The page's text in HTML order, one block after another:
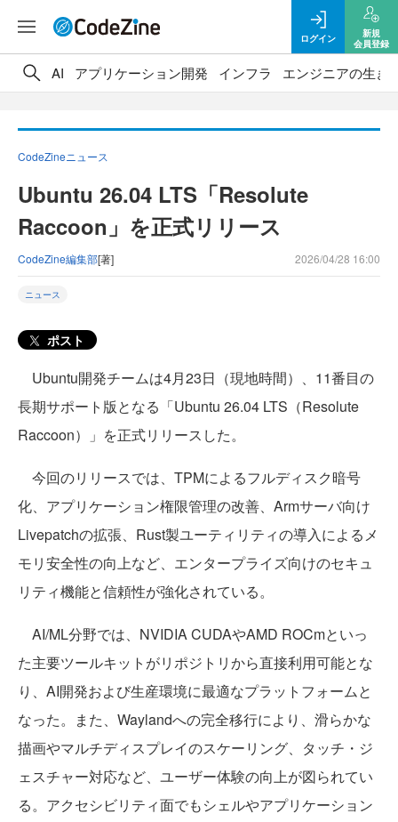
ログイン
新規
会員登録
AI アプリケーション開発 インフラ エンジニアの生き
CodeZineニュース
Ubuntu 26.04 LTS「Resolute
Raccoon」を正式リリース
CodeZine編集部[著] 2026/04/28 16:00
ニュース
ポスト
Ubuntu開発チームは4月23日（現地時間）、11番目の
長期サポート版となる「Ubuntu 26.04 LTS（Resolute
Raccoon）」を正式リリースした。
今回のリリースでは、TPMによるフルディスク暗号
化、アプリケーション権限管理の改善、Armサーバ向け
Livepatchの拡張、Rust製ユーティリティの導入によるメ
モリ安全性の向上など、エンタープライズ向けのセキュ
リティ機能と信頼性が強化されている。
AI/ML分野では、NVIDIA CUDAやAMD ROCmといっ
た主要ツールキットがリポジトリから直接利用可能とな
り、AI開発および生産環境に最適なプラットフォームと
なった。また、Waylandへの完全移行により、滑らかな
描画やマルチディスプレイのスケーリング、タッチ・ジ
ェスチャー対応など、ユーザー体験の向上が図られてい
る。アクセシビリティ面でもシェルやアプリケーション